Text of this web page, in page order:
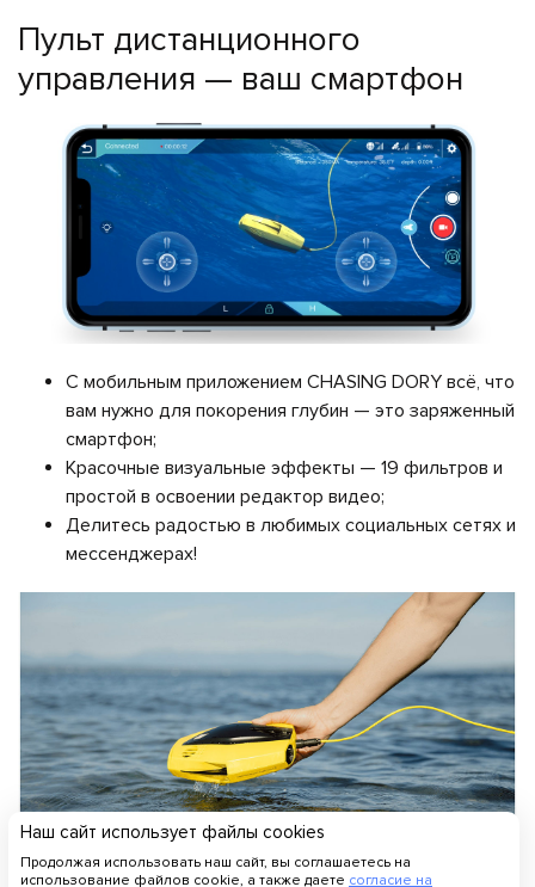
Пульт дистанционного
управления — ваш смартфон
С мобильным приложением CHASING DORY всё, что
вам нужно для покорения глубин — это заряженный
смартфон;
Красочные визуальные эффекты — 19 фильтров и
простой в освоении редактор видео;
Делитесь радостью в любимых социальных сетях и
мессенджерах!
Наш сайт использует файлы cookies
Продолжая использовать наш сайт, вы соглашаетесь на
использование файлов cookie, а также даете согласие на